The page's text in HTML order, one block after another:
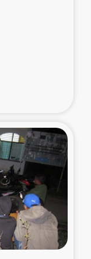
も支援
活動
・越冬支援
援